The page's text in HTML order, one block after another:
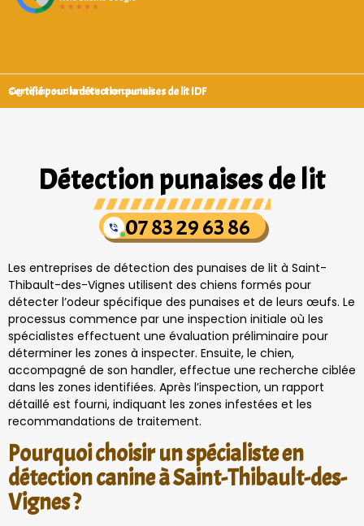
Certifié pour la détection punaises de lit IDF
Signataires d’une charte qualité
Détection punaises de lit
07 83 29 63 86
Les entreprises de détection des punaises de lit à Saint-
Thibault-des-Vignes utilisent des chiens formés pour
détecter l’odeur spécifique des punaises et de leurs œufs. Le
processus commence par une inspection initiale où les
spécialistes effectuent une évaluation préliminaire pour
déterminer les zones à inspecter. Ensuite, le chien,
accompagné de son handler, effectue une recherche ciblée
dans les zones identifiées. Après l’inspection, un rapport
détaillé est fourni, indiquant les zones infestées et les
recommandations de traitement.
Pourquoi choisir un spécialiste en
détection canine à Saint-Thibault-des-
Vignes ?